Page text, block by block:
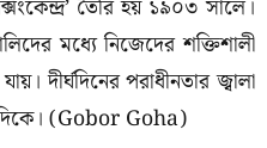
তৈরি হয় ১৯০৩ সালে।
মধ্যে নিজেদের শক্তিশালী
দীর্ঘদিনের পরাধীনতার জ্বালা
দিকে। (Gobor Goha)